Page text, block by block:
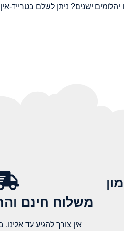
ישנים? ניתן לשלם בטרייד-אין
משלוח חינם
אין צורך להגיע עד אלינו,